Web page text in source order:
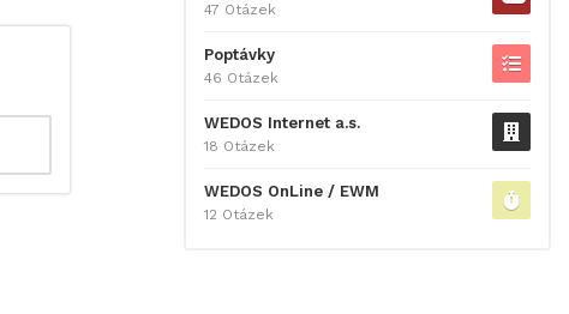
47 Otázek
Poptávky
46 Otázek
WEDOS Internet a.s.
18 Otázek
WEDOS OnLine / EWM
12 Otázek